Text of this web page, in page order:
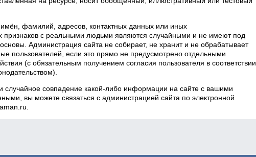
фамилий, адресов, контактных данных или иных
с реальными людьми являются случайными и не имеют под
Администрация сайта не собирает, не хранит и не обрабатывает
пользователей, если это прямо не предусмотрено отдельными
(с обязательным получением согласия пользователя в соответствии
случайное совпадение какой‑либо информации на сайте с вашими
вы можете связаться с администрацией сайта по электронной